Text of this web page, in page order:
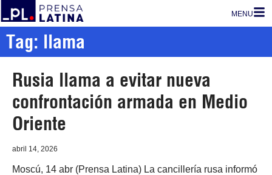
MENU
Tag: llama
Rusia llama a evitar nueva
confrontación armada en Medio
Oriente
abril 14, 2026
Moscú, 14 abr (Prensa Latina) La cancillería rusa informó